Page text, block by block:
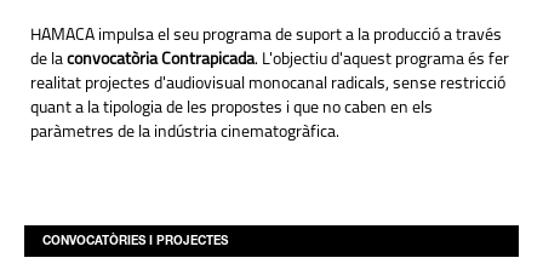
HAMACA impulsa el seu programa de suport a la producció a través
de la convocatòria Contrapicada. L'objectiu d'aquest programa és fer
realitat projectes d'audiovisual monocanal radicals, sense restricció
quant a la tipologia de les propostes i que no caben en els
paràmetres de la indústria cinematogràfica.
CONVOCATÒRIES I PROJECTES